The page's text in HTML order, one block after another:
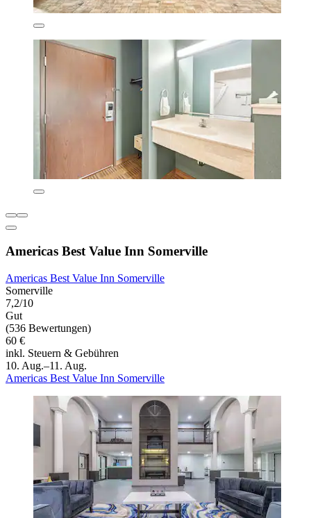
Americas Best Value Inn Somerville
Americas Best Value Inn Somerville
Somerville
7,2/10
Gut
(536 Bewertungen)
60 €
inkl. Steuern & Gebühren
10. Aug.–11. Aug.
Americas Best Value Inn Somerville